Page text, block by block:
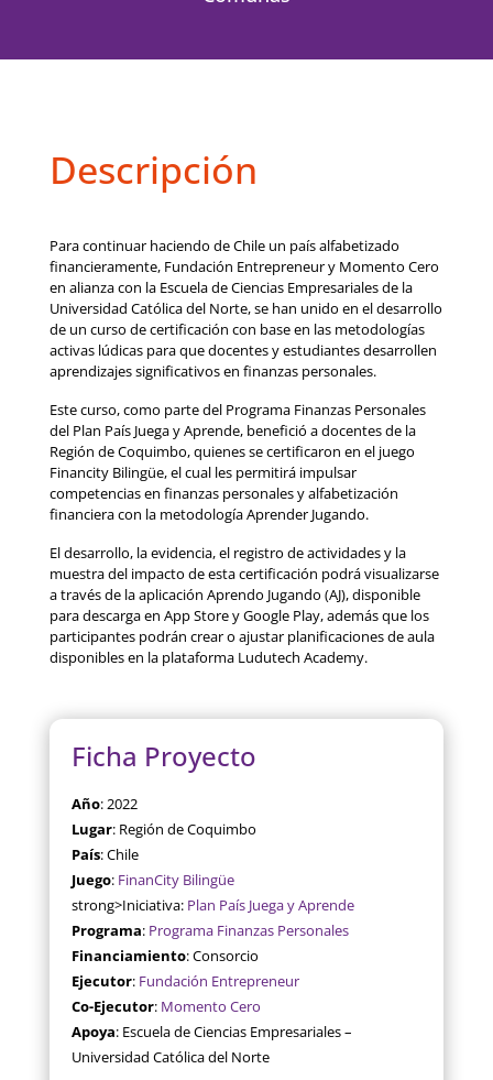
Descripción
Para continuar haciendo de Chile un país alfabetizado
financieramente, Fundación Entrepreneur y Momento Cero
en alianza con la Escuela de Ciencias Empresariales de la
Universidad Católica del Norte, se han unido en el desarrollo
de un curso de certificación con base en las metodologías
activas lúdicas para que docentes y estudiantes desarrollen
aprendizajes significativos en finanzas personales.
Este curso, como parte del Programa Finanzas Personales
del Plan País Juega y Aprende, benefició a docentes de la
Región de Coquimbo, quienes se certificaron en el juego
Financity Bilingüe, el cual les permitirá impulsar
competencias en finanzas personales y alfabetización
financiera con la metodología Aprender Jugando.
El desarrollo, la evidencia, el registro de actividades y la
muestra del impacto de esta certificación podrá visualizarse
a través de la aplicación Aprendo Jugando (AJ), disponible
para descarga en App Store y Google Play, además que los
participantes podrán crear o ajustar planificaciones de aula
disponibles en la plataforma Ludutech Academy.
Ficha Proyecto
Año: 2022
Lugar: Región de Coquimbo
País: Chile
Juego: FinanCity Bilingüe
strong>Iniciativa: Plan País Juega y Aprende
Programa: Programa Finanzas Personales
Financiamiento: Consorcio
Ejecutor: Fundación Entrepreneur
Co-Ejecutor: Momento Cero
Apoya: Escuela de Ciencias Empresariales –
Universidad Católica del Norte